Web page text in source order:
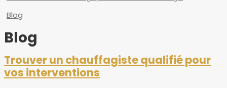
Blog
Blog
Trouver un chauffagiste qualifié pour
vos interventions